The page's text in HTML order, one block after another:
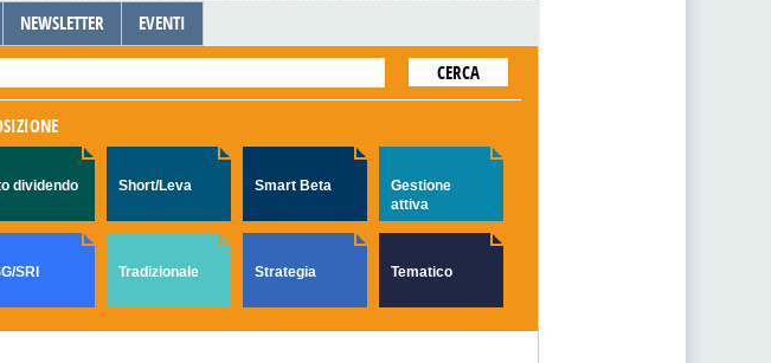
NEWSLETTER EVENTI
dividendo Short/Leva Smart Beta
Gestione
attiva
SRI Tradizionale Strategia Tematico